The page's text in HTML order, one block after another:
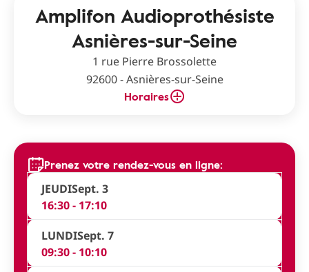
Amplifon Audioprothésiste
Asnières-sur-Seine
1 rue Pierre Brossolette
92600 - Asnières-sur-Seine
Horaires
Prenez votre rendez-vous en ligne:
JEUDISept. 3
16:30 - 17:10
LUNDISept. 7
09:30 - 10:10